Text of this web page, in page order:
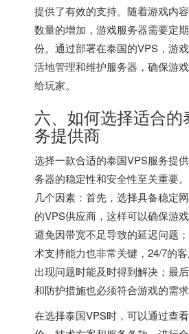
提供了有效的支持。随着游戏内
数量的增加，游戏服务器需要定
份。通过部署在泰国的VPS，游
活地管理和维护服务器，确保游
给玩家。
六、如何选择适合的
务提供商
选择一款合适的泰国VPS服务提
务器的稳定性和安全性至关重要
几个因素：首先，选择具备稳定
的VPS供应商，这样可以确保游
避免因带宽不足导致的延迟问题
术支持能力也非常关键，24/7的
出现问题时能及时得到解决；最
和防护措施也必须符合游戏的需求
在选择泰国VPS时，可以通过查